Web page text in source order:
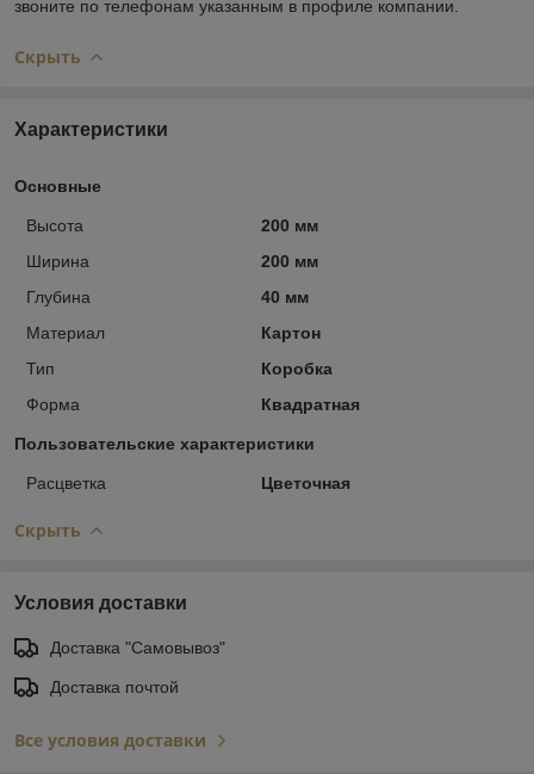
звоните по телефонам указанным в профиле компании.
Скрыть
Характеристики
Основные
Высота
200 мм
Ширина
200 мм
Глубина
40 мм
Материал
Картон
Тип
Коробка
Форма
Квадратная
Пользовательские характеристики
Расцветка Цветочная
Скрыть
Условия доставки
Доставка "Самовывоз"
Доставка почтой
Все условия доставки